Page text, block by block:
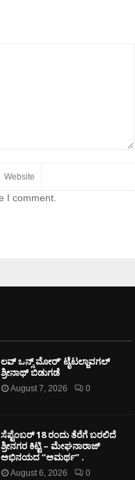
I comment.
ಲವ್ ಒನ್ಸ್ ಮೋರ್’ ಟೈಟಲ್ಜಾವಗಲ್
ಶ್ರೀನಾಥ್ ಬಿಡುಗಡೆ
August 7, 2026 0
ಸೆಪ್ಟೆಂಬರ್ 18 ರಂದು ತೆರೆಗೆ ಬರಲಿದೆ
ಶ್ರೀನಗರ ಕಿಟ್ಟಿ – ಮೇಘನಾರಾಜ್
ಅಭಿನಯದ “ಅಮರ್ಥ” .
August 6, 2026 0